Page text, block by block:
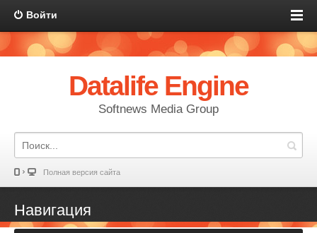
Войти
Datalife Engine
Softnews Media Group
Полная версия сайта
Навигация